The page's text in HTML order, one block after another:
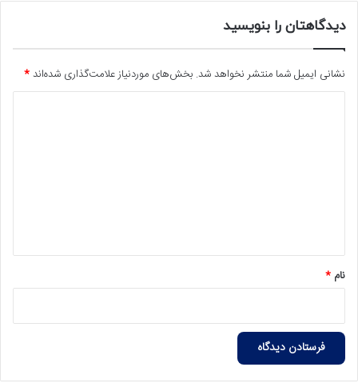
دیدگاهتان را بنویسید
نشانی ایمیل شما منتشر نخواهد شد. بخش‌های موردنیاز علامت‌گذاری شده‌اند*
نام *